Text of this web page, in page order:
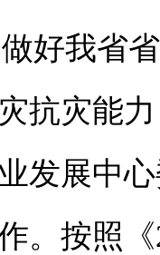
好我省
抗灾能
发展中
。按照《